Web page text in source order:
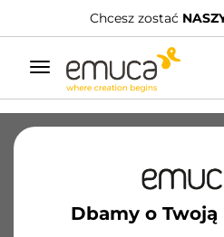
Chcesz zostaćNASZYM
Przełącz
nawigację
Dbamy o
Systemy przesuwne